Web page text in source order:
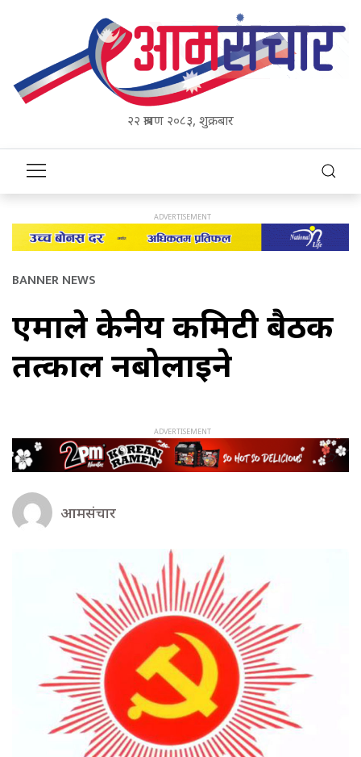
२२ श्रावण २०८३, शुक्रबार
BANNER NEWS
एमाले केन्द्रीय कमिटी बैठक
तत्काल नबोलाइने
आमसंचार